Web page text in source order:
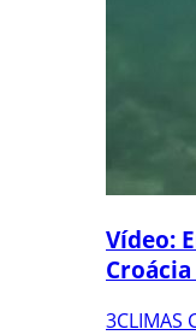
Vídeo:
Croácia
3CLIMAS